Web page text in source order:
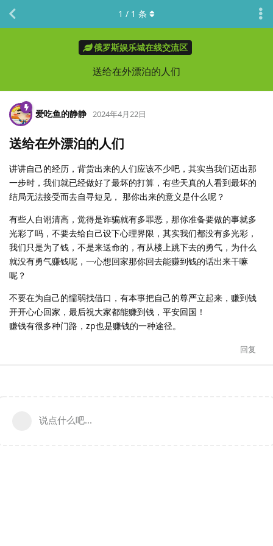
俄罗斯娱乐城在线交流区
送给在外漂泊的人们
1 / 1 条
爱吃鱼的静静 2024年4月22日
送给在外漂泊的人们
讲讲自己的经历，背货出来的人们应该不少吧，其实当我们迈出那
一步时，我们就已经做好了最坏的打算，有些天真的人看到最坏的
结局无法接受而去自寻短见， 那你出来的意义是什么呢？
有些人自诩清高，觉得是诈骗就有多罪恶，那你准备要做的事就多
光彩了吗，不要去给自己设下心理界限，其实我们都没有多光彩，
我们只是为了钱，不是来送命的，有从楼上跳下去的勇气，为什么
就没有勇气赚钱呢，一心想回家那你回去能赚到钱的话出来干嘛
呢？
不要在为自己的懦弱找借口，有本事把自己的尊严立起来，赚到钱
开开心心回家，最后祝大家都能赚到钱，平安回国！
赚钱有很多种门路，zp也是赚钱的一种途径。
回复
说点什么吧...